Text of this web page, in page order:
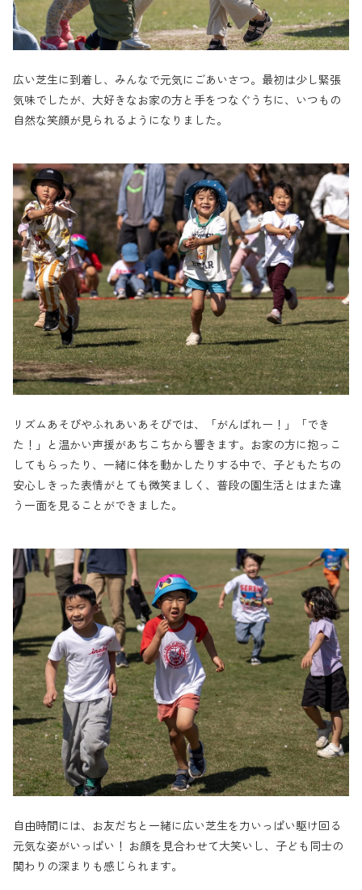
広い芝生に到着し、みんなで元気にごあいさつ。最初は少し緊張
気味でしたが、大好きなお家の方と手をつなぐうちに、いつもの
自然な笑顔が見られるようになりました。
リズムあそびやふれあいあそびでは、「がんばれー！」「でき
た！」と温かい声援があちこちから響きます。お家の方に抱っこ
してもらったり、一緒に体を動かしたりする中で、子どもたちの
安心しきった表情がとても微笑ましく、普段の園生活とはまた違
う一面を見ることができました。
自由時間には、お友だちと一緒に広い芝生を力いっぱい駆け回る
元気な姿がいっぱい！ お顔を見合わせて大笑いし、子ども同士の
関わりの深まりも感じられます。